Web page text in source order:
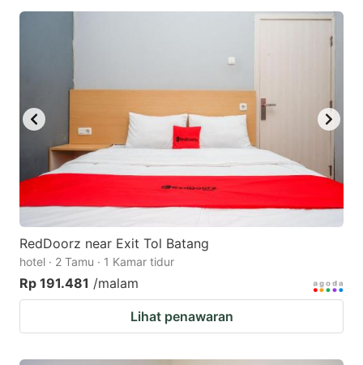
RedDoorz near Exit Tol Batang
hotel · 2 Tamu · 1 Kamar tidur
Rp 191.481 /malam
Lihat penawaran